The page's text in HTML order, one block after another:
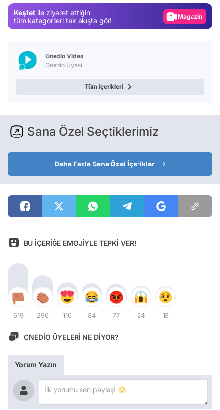
Keşfet ile ziyaret ettiğin
tüm kategorileri tek akışta gör!
Magazin
Onedio Video
Onedio Üyesi
Tüm içerikleri
Sana Özel Seçtiklerimiz
Daha Fazla Sana Özel İçerikler
BU İÇERİĞE EMOJİYLE TEPKİ VER!
619 296 116 84 77 24 18
ONEDİO ÜYELERİ NE DİYOR?
Yorum Yazın